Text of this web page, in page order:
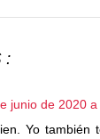
:
junio de 2020
Yo también